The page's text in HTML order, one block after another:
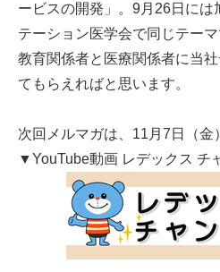
ービスの開発」。9月26日には
テーション医学会で同じテー
教育関係者と医療関係者に当
てもらえればと思います。
次回メルマガは、11月7日（金
▼YouTube動画 レデックス チ